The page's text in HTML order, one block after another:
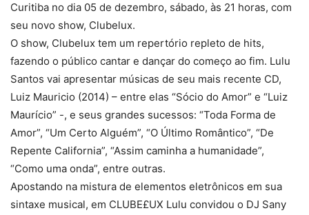
Curitiba no dia 05 de dezembro, sábado, às 21 horas, com
seu novo show, Clubelux.
O show, Clubelux tem um repertório repleto de hits,
fazendo o público cantar e dançar do começo ao fim. Lulu
Santos vai apresentar músicas de seu mais recente CD,
Luiz Mauricio (2014) – entre elas “Sócio do Amor” e “Luiz
Maurício” -, e seus grandes sucessos: “Toda Forma de
Amor”, “Um Certo Alguém”, “O Último Romântico”, “De
Repente California”, “Assim caminha a humanidade”,
“Como uma onda”, entre outras.
Apostando na mistura de elementos eletrônicos em sua
sintaxe musical, em CLUBE£UX Lulu convidou o DJ Sany